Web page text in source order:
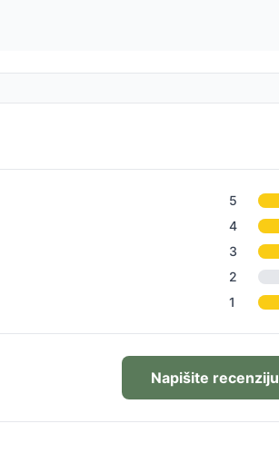
5
4
3
2
1
Napišite recenziju